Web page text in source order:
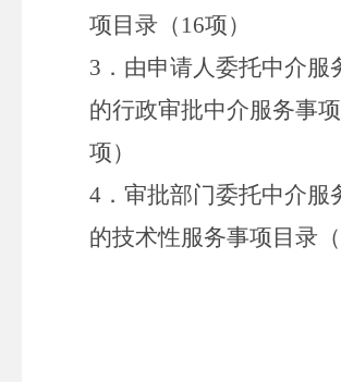
项目录（ 16项）
3 ．由申请人委托中介服
的行政审批中介服务事
项）
4 ．审批部门委托中介服
的技术性服务事项目录（